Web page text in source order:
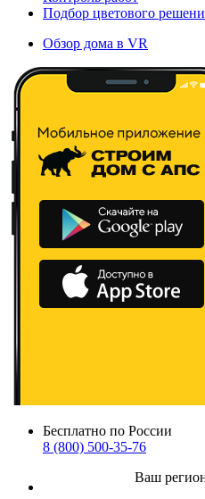
Подбор цветового
Обзор дома в VR
Бесплатно по России
8 (800) 500-35-76
Ваш